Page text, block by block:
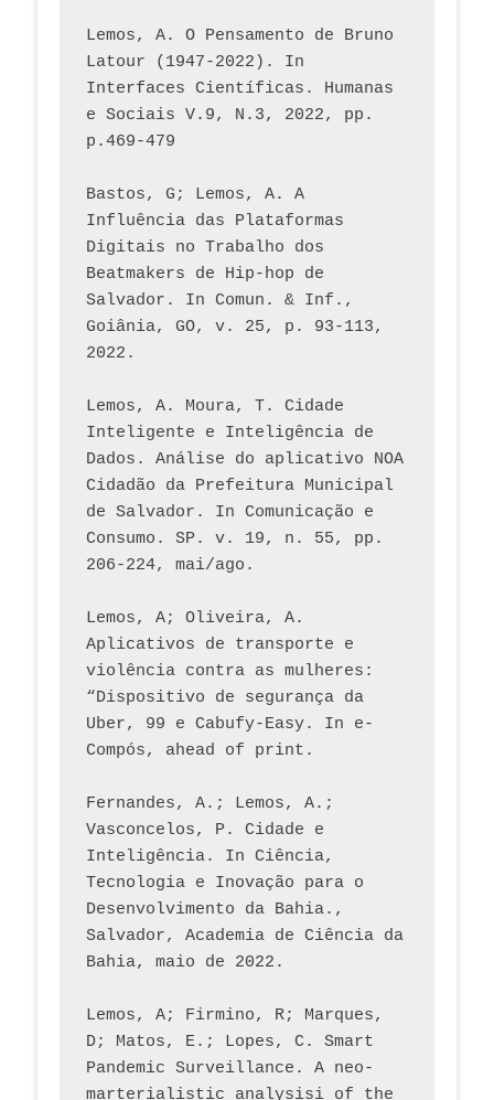
Lemos, A. O Pensamento de Bruno
Latour (1947-2022). In
Interfaces Científicas. Humanas
e Sociais V.9, N.3, 2022, pp.
p.469-479
Bastos, G; Lemos, A. A
Influência das Plataformas
Digitais no Trabalho dos
Beatmakers de Hip-hop de
Salvador. In Comun. & Inf.,
Goiânia, GO, v. 25, p. 93-113,
2022.
Lemos, A. Moura, T. Cidade
Inteligente e Inteligência de
Dados. Análise do aplicativo NOA
Cidadão da Prefeitura Municipal
de Salvador. In Comunicação e
Consumo. SP. v. 19, n. 55, pp.
206-224, mai/ago.
Lemos, A; Oliveira, A.
Aplicativos de transporte e
violência contra as mulheres:
“Dispositivo de segurança da
Uber, 99 e Cabufy-Easy. In e-
Compós, ahead of print.
Fernandes, A.; Lemos, A.;
Vasconcelos, P. Cidade e
Inteligência. In Ciência,
Tecnologia e Inovação para o
Desenvolvimento da Bahia.,
Salvador, Academia de Ciência da
Bahia, maio de 2022.
Lemos, A; Firmino, R; Marques,
D; Matos, E.; Lopes, C. Smart
Pandemic Surveillance. A neo-
marterialistic analysisi of the